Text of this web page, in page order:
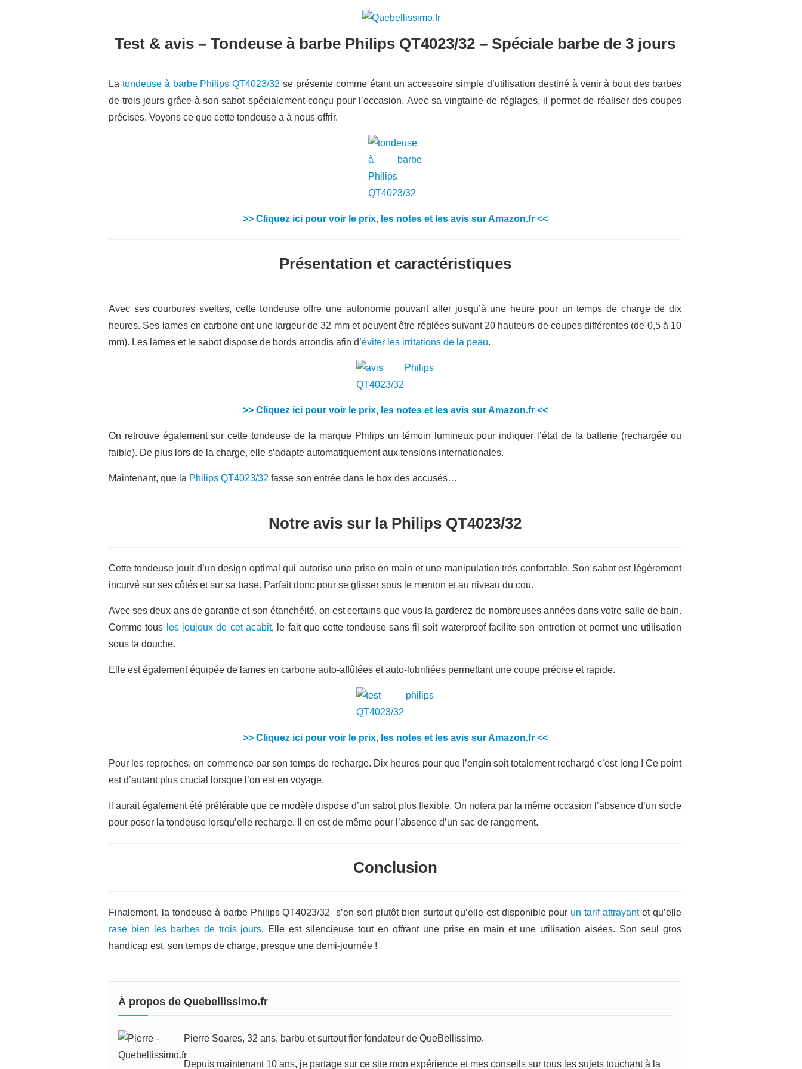
Test & avis – Tondeuse à barbe Philips QT4023/32 – Spéciale barbe de 3 jours
La tondeuse à barbe Philips QT4023/32 se présente comme étant un accessoire simple d’utilisation destiné à venir à bout des barbes
de trois jours grâce à son sabot spécialement conçu pour l’occasion. Avec sa vingtaine de réglages, il permet de réaliser des coupes
précises. Voyons ce que cette tondeuse a à nous offrir.
>> Cliquez ici pour voir le prix, les notes et les avis sur Amazon.fr <<
Présentation et caractéristiques
Avec ses courbures sveltes, cette tondeuse offre une autonomie pouvant aller jusqu’à une heure pour un temps de charge de dix
heures. Ses lames en carbone ont une largeur de 32 mm et peuvent être réglées suivant 20 hauteurs de coupes différentes (de 0,5 à 10
mm). Les lames et le sabot dispose de bords arrondis afin d’éviter les irritations de la peau.
>> Cliquez ici pour voir le prix, les notes et les avis sur Amazon.fr <<
On retrouve également sur cette tondeuse de la marque Philips un témoin lumineux pour indiquer l’état de la batterie (rechargée ou
faible). De plus lors de la charge, elle s’adapte automatiquement aux tensions internationales.
Maintenant, que la Philips QT4023/32 fasse son entrée dans le box des accusés…
Notre avis sur la Philips QT4023/32
Cette tondeuse jouit d’un design optimal qui autorise une prise en main et une manipulation très confortable. Son sabot est légèrement
incurvé sur ses côtés et sur sa base. Parfait donc pour se glisser sous le menton et au niveau du cou.
Avec ses deux ans de garantie et son étanchéité, on est certains que vous la garderez de nombreuses années dans votre salle de bain.
Comme tous les joujoux de cet acabit, le fait que cette tondeuse sans fil soit waterproof facilite son entretien et permet une utilisation
sous la douche.
Elle est également équipée de lames en carbone auto-affûtées et auto-lubrifiées permettant une coupe précise et rapide.
>> Cliquez ici pour voir le prix, les notes et les avis sur Amazon.fr <<
Pour les reproches, on commence par son temps de recharge. Dix heures pour que l’engin soit totalement rechargé c’est long ! Ce point
est d’autant plus crucial lorsque l’on est en voyage.
Il aurait également été préférable que ce modèle dispose d’un sabot plus flexible. On notera par la même occasion l’absence d’un socle
pour poser la tondeuse lorsqu’elle recharge. Il en est de même pour l’absence d’un sac de rangement.
Conclusion
Finalement, la tondeuse à barbe Philips QT4023/32 s’en sort plutôt bien surtout qu’elle est disponible pour un tarif attrayantet qu’elle
rase bien les barbes de trois jours. Elle est silencieuse tout en offrant une prise en main et une utilisation aisées. Son seul gros
handicap est son temps de charge, presque une demi-journée !
À propos de Quebellissimo.fr
Pierre Soares, 32 ans, barbu et surtout fier fondateur de QueBellissimo.
Depuis maintenant 10 ans, je partage sur ce site mon expérience et mes conseils sur tous les sujets touchant à la